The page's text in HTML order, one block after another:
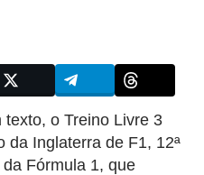
o Treino Livre 3
da Inglaterra de F1, 12ª
Fórmula 1, que